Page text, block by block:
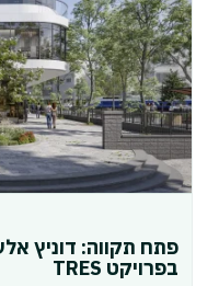
פתח תקווה: דוניץ
בפרויקט TRES